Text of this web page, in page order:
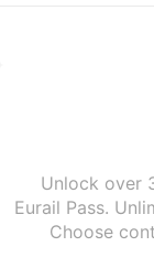
Unlock over
Eurail Pass.
Choose